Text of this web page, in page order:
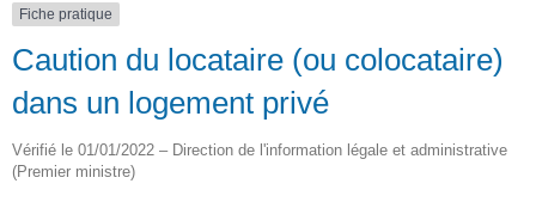
Fiche pratique
Caution du locataire (ou colocataire)
dans un logement privé
Vérifié le 01/01/2022 – Direction de l'information légale et administrative
(Premier ministre)